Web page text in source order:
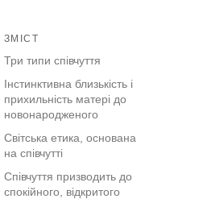
ЗМІСТ
Три типи співчуття
Інстинктивна близькість і
прихильність матері до
новонародженого
Світська етика, основана
на співчутті
Співчуття призводить до
спокійного, відкритого